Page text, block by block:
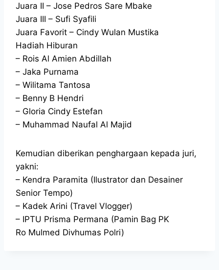
Juara II – Jose Pedros Sare Mbake
Juara III – Sufi Syafili
Juara Favorit – Cindy Wulan Mustika
Hadiah Hiburan
– Rois Al Amien Abdillah
– Jaka Purnama
– Wilitama Tantosa
– Benny B Hendri
– Gloria Cindy Estefan
– Muhammad Naufal Al Majid
Kemudian diberikan penghargaan kepada juri,
yakni:
– Kendra Paramita (Ilustrator dan Desainer
Senior Tempo)
– Kadek Arini (Travel Vlogger)
– IPTU Prisma Permana (Pamin Bag PK
Ro Mulmed Divhumas Polri)